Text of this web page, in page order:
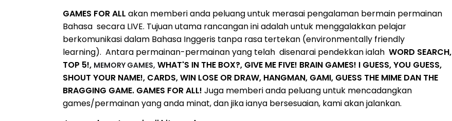
GAMES FOR ALL akan memberi anda peluang untuk merasai pengalaman bermain permainan
Bahasa secara LIVE. Tujuan utama rancangan ini adalah untuk menggalakkan pelajar
berkomunikasi dalam Bahasa Inggeris tanpa rasa tertekan (environmentally friendly
learning). Antara permainan-permainan yang telah disenarai pendekkan ialah WORD SEARCH,
TOP 5!, MEMORY GAMES, WHAT'S IN THE BOX?, GIVE ME FIVE! BRAIN GAMES! I GUESS, YOU GUESS,
SHOUT YOUR NAME!, CARDS, WIN LOSE OR DRAW, HANGMAN, GAMI, GUESS THE MIME DAN THE
BRAGGING GAME. GAMES FOR ALL! Juga memberi anda peluang untuk mencadangkan
games/permainan yang anda minat, dan jika ianya bersesuaian, kami akan jalankan.